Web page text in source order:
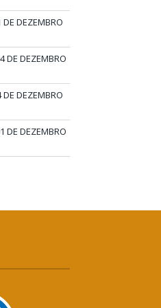
DEZEMBRO
DE DEZEMBRO
DEZEMBRO
DE DEZEMBRO